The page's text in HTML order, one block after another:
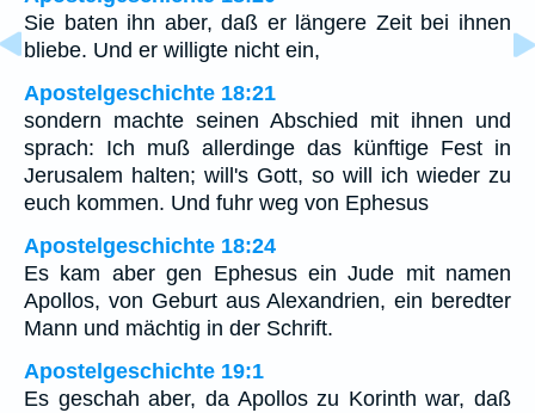
Sie baten ihn aber, daß er längere Zeit bei ihnen
bliebe. Und er willigte nicht ein,
Apostelgeschichte 18:21
sondern machte seinen Abschied mit ihnen und
sprach: Ich muß allerdinge das künftige Fest in
Jerusalem halten; will's Gott, so will ich wieder zu
euch kommen. Und fuhr weg von Ephesus
Apostelgeschichte 18:24
Es kam aber gen Ephesus ein Jude mit namen
Apollos, von Geburt aus Alexandrien, ein beredter
Mann und mächtig in der Schrift.
Apostelgeschichte 19:1
Es geschah aber, da Apollos zu Korinth war, daß